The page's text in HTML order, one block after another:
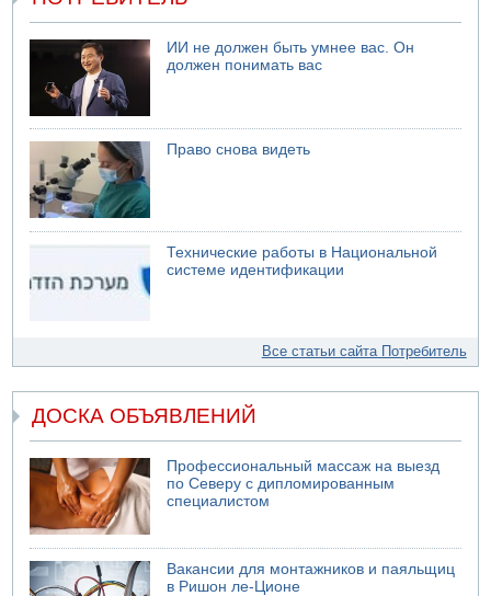
ИИ не должен быть умнее вас. Он
должен понимать вас
Право снова видеть
Технические работы в Национальной
системе идентификации
Все статьи сайта Потребитель
ДОСКА ОБЪЯВЛЕНИЙ
Профессиональный массаж на выезд
по Северу с дипломированным
специалистом
Вакансии для монтажников и паяльщиц
в Ришон ле-Ционе